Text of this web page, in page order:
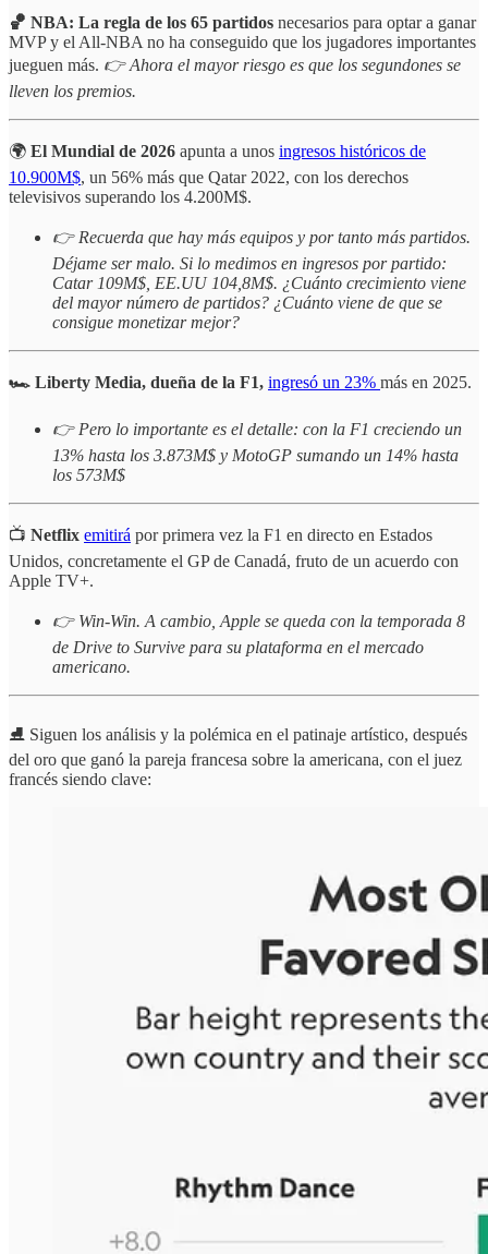
🏀 NBA: La regla de los 65 partidos necesarios para optar a ganar
MVP y el All-NBA no ha conseguido que los jugadores importantes
jueguen más. 👉 Ahora el mayor riesgo es que los segundones se
lleven los premios.
🌍 El Mundial de 2026 apunta a unos ingresos históricos de
10.900M$, un 56% más que Qatar 2022, con los derechos
televisivos superando los 4.200M$.
👉 Recuerda que hay más equipos y por tanto más partidos.
Déjame ser malo. Si lo medimos en ingresos por partido:
Catar 109M$, EE.UU 104,8M$. ¿Cuánto crecimiento viene
del mayor número de partidos? ¿Cuánto viene de que se
consigue monetizar mejor?
🏎️ Liberty Media, dueña de la F1, ingresó un 23% más en 2025.
👉 Pero lo importante es el detalle: con la F1 creciendo un
13% hasta los 3.873M$ y MotoGP sumando un 14% hasta
los 573M$
📺 Netflix emitirá por primera vez la F1 en directo en Estados
Unidos, concretamente el GP de Canadá, fruto de un acuerdo con
Apple TV+.
👉 Win-Win. A cambio, Apple se queda con la temporada 8
de Drive to Survive para su plataforma en el mercado
americano.
⛸️ Siguen los análisis y la polémica en el patinaje artístico, después
del oro que ganó la pareja francesa sobre la americana, con el juez
francés siendo clave: